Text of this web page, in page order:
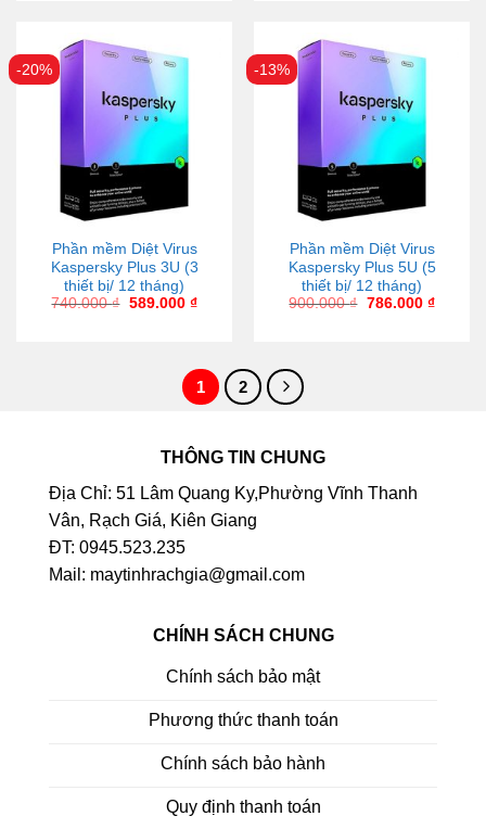
-20%
Phần mềm Diệt Virus
Kaspersky Plus 3U (3
thiết bị/ 12 tháng)
740.000₫ 589.000 ₫
-13%
Phần mềm Diệt Virus
Kaspersky Plus 5U (5
thiết bị/ 12 tháng)
900.000₫ 786.000 ₫
1 2
THÔNG TIN CHUNG
Địa Chỉ: 51 Lâm Quang Ky,Phường Vĩnh Thanh
Vân, Rạch Giá, Kiên Giang
ĐT: 0945.523.235
Mail: maytinhrachgia@gmail.com
CHÍNH SÁCH CHUNG
Chính sách bảo mật
Phương thức thanh toán
Chính sách bảo hành
Quy định thanh toán